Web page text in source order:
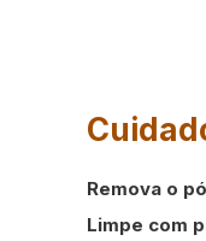
Remova o pó
Limpe com